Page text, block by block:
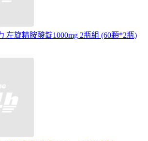
左旋精胺酸錠1000mg 2瓶組 (60顆*2瓶)